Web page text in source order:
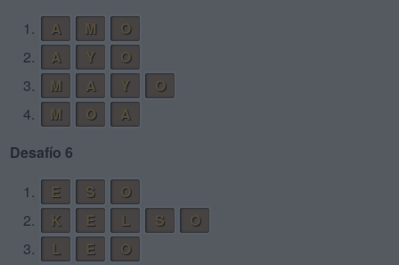
1.
A M
O
2.
A Y
O
3.
M A Y
O
4.
M O
A
Desafío 6
1.
E S
O
2.
K E L S
O
3.
L E
O